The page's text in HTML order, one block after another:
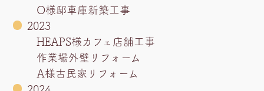
O様邸車庫新築工事
2023
HEAPS様カフェ店舗工事
作業場外壁リフォーム
A様古民家リフォーム